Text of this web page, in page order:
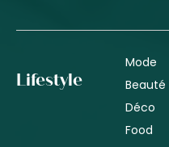
Lifestyle
Mode
Beauté
Déco
Food